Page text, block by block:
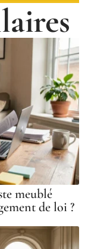
meublé
de loi ?